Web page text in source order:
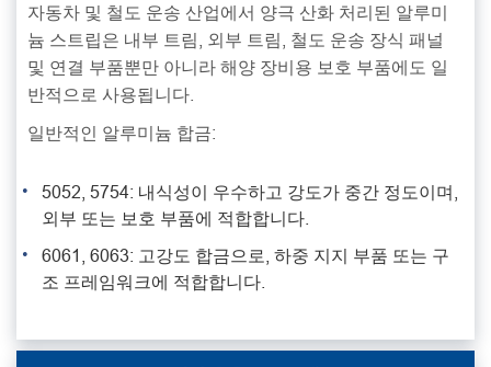
자동차 및 철도 운송 산업에서 양극 산화 처리된 알루미
늄 스트립은 내부 트림, 외부 트림, 철도 운송 장식 패널
및 연결 부품뿐만 아니라 해양 장비용 보호 부품에도 일
반적으로 사용됩니다.
일반적인 알루미늄 합금:
5052, 5754: 내식성이 우수하고 강도가 중간 정도이며,
외부 또는 보호 부품에 적합합니다.
6061, 6063: 고강도 합금으로, 하중 지지 부품 또는 구
조 프레임워크에 적합합니다.